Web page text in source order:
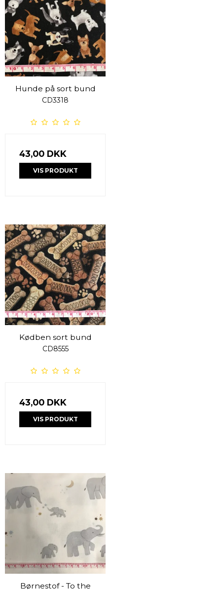
Hunde på sort bund
CD3318
43,00 DKK
VIS PRODUKT
Kødben sort bund
CD8555
43,00 DKK
VIS PRODUKT
Børnestof - To the